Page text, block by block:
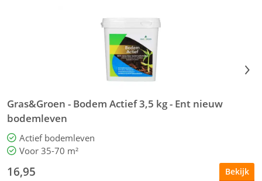
Gras&Groen - Bodem Actief 3,5 kg - Ent nieuw
bodemleven
Actief bodemleven
Voor 35-70 m²
16,95 Bekijk